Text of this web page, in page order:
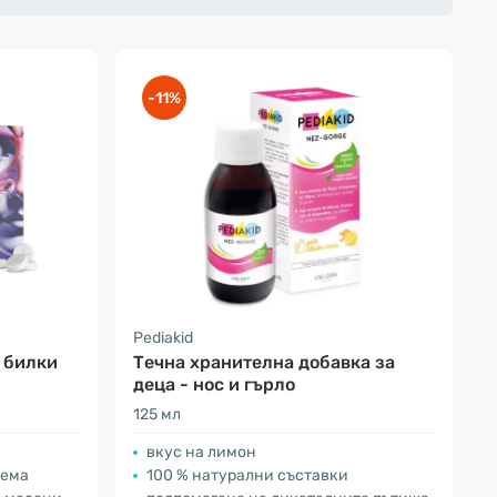
билки
-11%
Pediakid
Течна хранителна добавка за
деца - нос и гърло
125 мл
вкус на лимон
100 % натурални съставки